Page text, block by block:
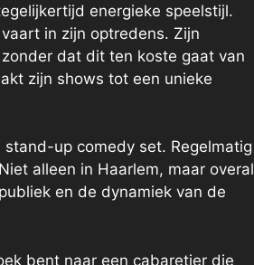
energieke speelstijl.
in zijn optredens. Zijn
dat dit ten koste gaat van
zijn shows tot een unieke
up comedy set. Regelmatig
alleen in Haarlem, maar overal
en de dynamiek van de
bent naar een cabaretier die